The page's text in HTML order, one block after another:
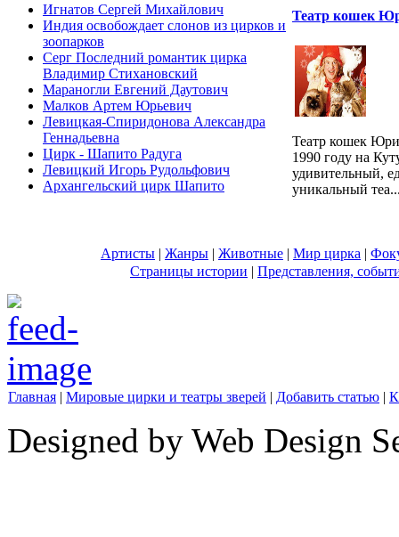
Игнатов Сергей Михайлович
Индия освобождает слонов из цирков и
зоопарков
Серг Последний романтик цирка
Владимир Стихановский
Мараногли Евгений Даутович
Малков Артем Юрьевич
Левицкая-Спиридонова Александра
Геннадьевна
Цирк - Шапито Радуга
Левицкий Игорь Рудольфович
Архангельский цирк Шапито
Театр кошек
Театр кошек
1990 году на
удивительный,
уникальный
Артисты | Жанры | Животные | Мир цирка |
Страницы истории | Представления,
Главная | Мировые цирки и театры зверей | Добавить статью |
Designed by Web Design